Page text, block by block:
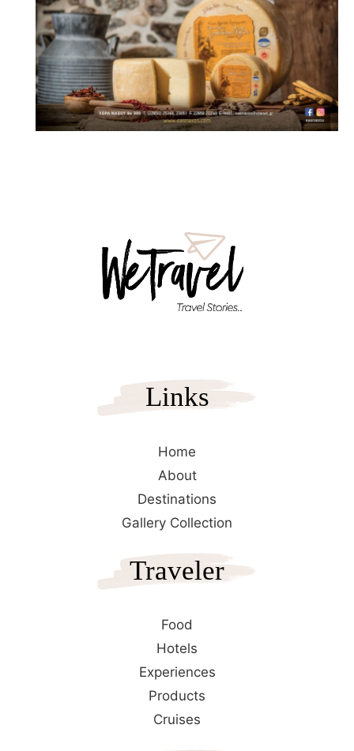
Links
Home
About
Destinations
Gallery Collection
Traveler
Food
Hotels
Experiences
Products
Cruises